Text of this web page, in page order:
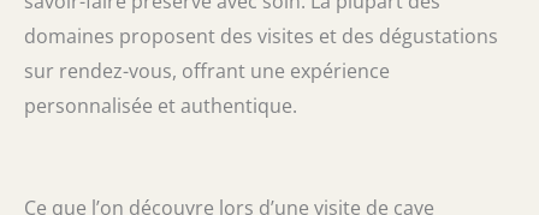
domaines proposent des visites et des dégustations
sur rendez-vous, offrant une expérience
personnalisée et authentique.
Ce que l’on découvre lors d’une visite de cave